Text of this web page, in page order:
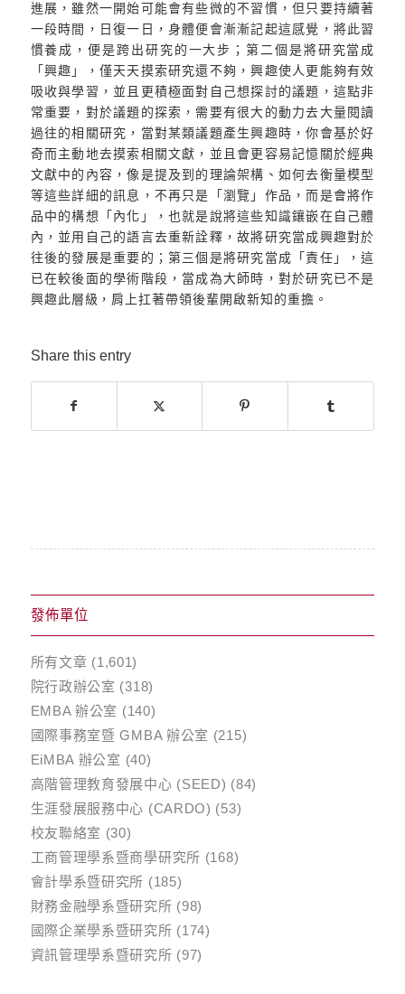
進展，雖然一開始可能會有些微的不習慣，但只要持續著
一段時間，日復一日，身體便會漸漸記起這感覺，將此習
慣養成，便是跨出研究的一大步；第二個是將研究當成
「興趣」，僅天天摸索研究還不夠，興趣使人更能夠有效
吸收與學習，並且更積極面對自己想探討的議題，這點非
常重要，對於議題的探索，需要有很大的動力去大量閱讀
過往的相關研究，當對某類議題產生興趣時，你會基於好
奇而主動地去摸索相關文獻，並且會更容易記憶關於經典
文獻中的內容，像是提及到的理論架構、如何去衡量模型
等這些詳細的訊息，不再只是「瀏覽」作品，而是會將作
品中的構想「內化」，也就是說將這些知識鑲嵌在自己體
內，並用自己的語言去重新詮釋，故將研究當成興趣對於
往後的發展是重要的；第三個是將研究當成「責任」，這
已在較後面的學術階段，當成為大師時，對於研究已不是
興趣此層級，肩上扛著帶領後輩開啟新知的重擔。
Share this entry
發佈單位
所有文章 (1,601)
院行政辦公室 (318)
EMBA 辦公室 (140)
國際事務室暨 GMBA 辦公室 (215)
EiMBA 辦公室 (40)
高階管理教育發展中心 (SEED) (84)
生涯發展服務中心 (CARDO) (53)
校友聯絡室 (30)
工商管理學系暨商學研究所 (168)
會計學系暨研究所 (185)
財務金融學系暨研究所 (98)
國際企業學系暨研究所 (174)
資訊管理學系暨研究所 (97)